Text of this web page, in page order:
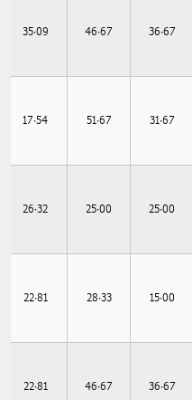
36.67
46.67
35.09
31.67
51.67
17.54
25.00
25.00
26.32
15.00
28.33
22.81
36.67
46.67
22.81